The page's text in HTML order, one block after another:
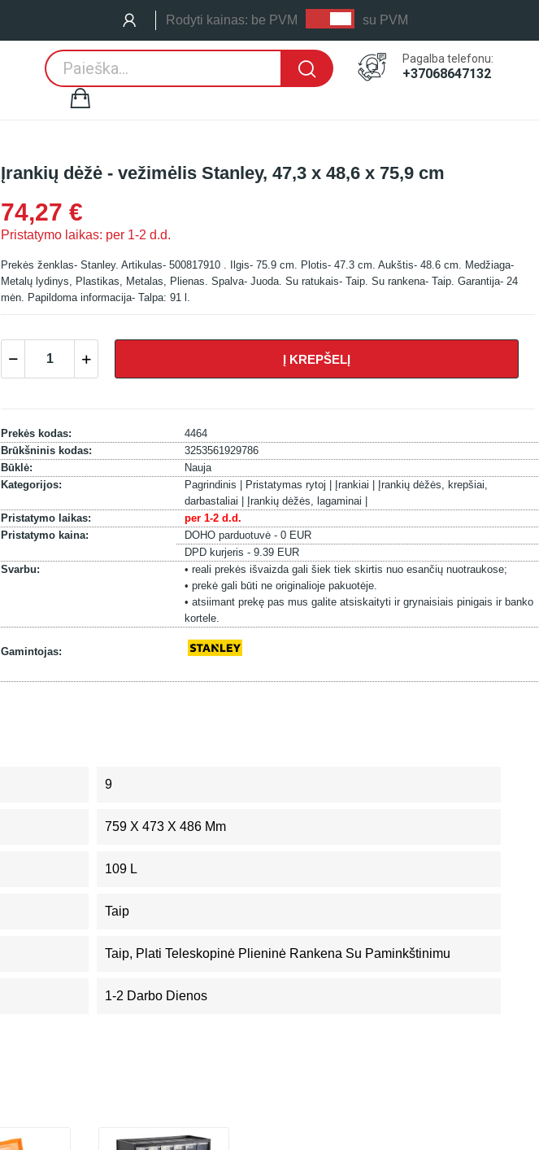
Rodyti kainas: be PVM su PVM
Pagalba telefonu:
+37068647132
PRISTATYMO LAIKAS: PER 1-2 D.D.
Įrankių dėžė - vežimėlis Stanley, 47,3 x 48,6 x 75,9 cm
74,27 €
Pristatymo laikas: per 1-2 d.d.
Prekės ženklas- Stanley. Artikulas- 500817910 . Ilgis- 75.9 cm. Plotis- 47.3 cm. Aukštis- 48.6 cm. Medžiaga-
Metalų lydinys, Plastikas, Metalas, Plienas. Spalva- Juoda. Su ratukais- Taip. Su rankena- Taip. Garantija- 24
mėn. Papildoma informacija- Talpa: 91 l.
Į KREPŠELĮ
Prekės kodas:
4464
Brūkšninis kodas:
3253561929786
Būklė:
Nauja
Kategorijos:
Pagrindinis | Pristatymas rytoj | Įrankiai |
Įrankių dėžės, krepšiai,
darbastaliai |
Įrankių dėžės, lagaminai |
Pristatymo laikas:
per 1-2 d.d.
Pristatymo kaina:
DOHO parduotuvė - 0 EUR
DPD kurjeris - 9.39 EUR
Svarbu:
• reali prekės išvaizda gali šiek tiek skirtis nuo esančių nuotraukose;
• prekė gali būti ne originalioje pakuotėje.
• atsiimant prekę pas mus galite atsiskaityti ir grynaisiais pinigais ir banko
kortele.
Gamintojas:
9
759 X 473 X 486 Mm
109 L
Taip
Taip, Plati Teleskopinė Plieninė Rankena Su Paminkštinimu
1-2 Darbo Dienos